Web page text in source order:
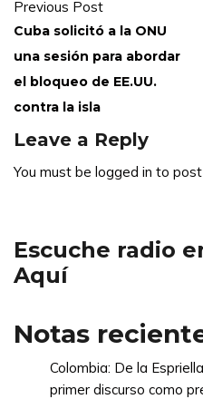
Previous Post
Cuba solicitó a la ONU
una sesión para abordar
el bloqueo de EE.UU.
contra la isla
Leave a Reply
You must be logged in to post
Escuche radio
Aquí
Notas
Colombia: De la
primer discurso como